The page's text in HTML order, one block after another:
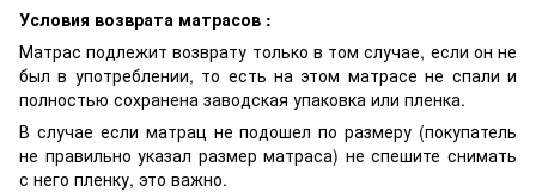
Условия возврата матрасов :
Матрас подлежит возврату только в том случае, если он не
был в употреблении, то есть на этом матрасе не спали и
полностью сохранена заводская упаковка или пленка.
В случае если матрац не подошел по размеру (покупатель
не правильно указал размер матраса) не спешите снимать
с него пленку, это важно.